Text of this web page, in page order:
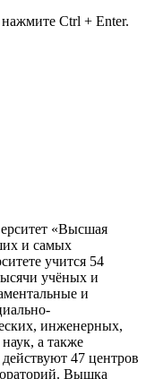
Ctrl + Enter.
«Высшая
и самых
учится 54
учёных и
и
инженерных,
а также
47 центров
Вышка